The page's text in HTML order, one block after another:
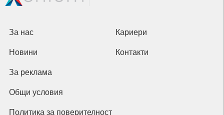
За нас Кариери
Новини Контакти
За реклама
Общи условия
Политика за поверителност